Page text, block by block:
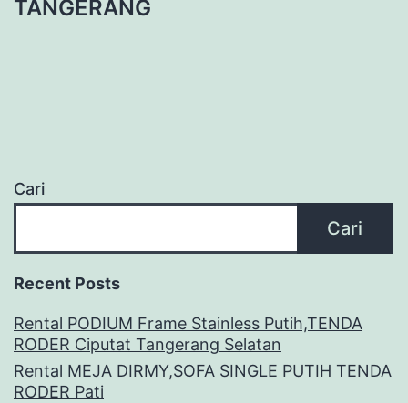
TANGERANG
Cari
Cari
Recent Posts
Rental PODIUM Frame Stainless Putih,TENDA
RODER Ciputat Tangerang Selatan
Rental MEJA DIRMY,SOFA SINGLE PUTIH TENDA
RODER Pati